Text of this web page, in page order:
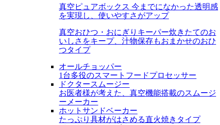
真空ピュアボックス 今までになかった透明感
を実現し、使いやすさがアップ
真空おひつ・おにぎりキーパー炊きたてのお
いしさをキープ、汁物保存もおまかせのおひ
つタイプ
オールチョッパー
1台多役のスマートフードプロセッサー
ドクタースムージー
お医者様が考えた、真空機能搭載のスムージ
ーメーカー
ホットサンドベーカー
たっぷり具材がはさめる直火焼きタイプ